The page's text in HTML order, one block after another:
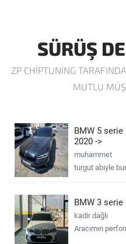
SÜRÜŞ
ZP CHIPTUNING
MUTLU
BMW 5 serie
2020 ->
muhammet
turgut abiyle
BMW 3 serie
kadir dağlı
Aracımın